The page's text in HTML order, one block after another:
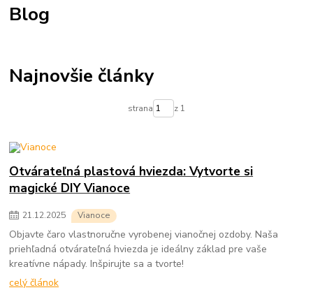
tvoríme na vianoce
Blog
Najnovšie články
strana z 1
Otvárateľná plastová hviezda: Vytvorte si
magické DIY Vianoce
21.12.2025 Vianoce
Objavte čaro vlastnoručne vyrobenej vianočnej ozdoby. Naša
priehľadná otvárateľná hviezda je ideálny základ pre vaše
kreatívne nápady. Inšpirujte sa a tvorte!
celý článok